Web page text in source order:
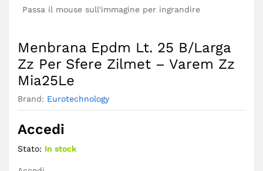
Passa il mouse sull'immagine per ingrandire
Menbrana Epdm Lt. 25 B/Larga
Zz Per Sfere Zilmet – Varem Zz
Mia25Le
Brand: Eurotechnology
Accedi
Stato: In stock